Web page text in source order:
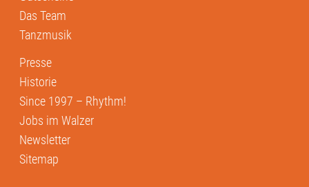
Das Team
Tanzmusik
Presse
Historie
Since 1997 – Rhythm!
Jobs im Walzer
Newsletter
Sitemap